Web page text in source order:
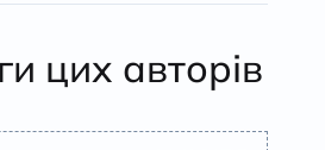
цих авторів